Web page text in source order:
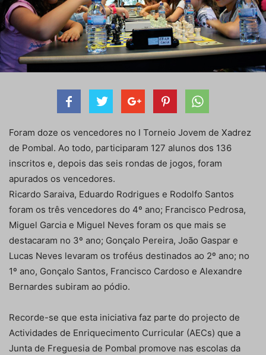
Foram doze os vencedores no I Torneio Jovem de Xadrez
de Pombal. Ao todo, participaram 127 alunos dos 136
inscritos e, depois das seis rondas de jogos, foram
apurados os vencedores.
Ricardo Saraiva, Eduardo Rodrigues e Rodolfo Santos
foram os três vencedores do 4º ano; Francisco Pedrosa,
Miguel Garcia e Miguel Neves foram os que mais se
destacaram no 3º ano; Gonçalo Pereira, João Gaspar e
Lucas Neves levaram os troféus destinados ao 2º ano; no
1º ano, Gonçalo Santos, Francisco Cardoso e Alexandre
Bernardes subiram ao pódio.
Recorde-se que esta iniciativa faz parte do projecto de
Actividades de Enriquecimento Curricular (AECs) que a
Junta de Freguesia de Pombal promove nas escolas da